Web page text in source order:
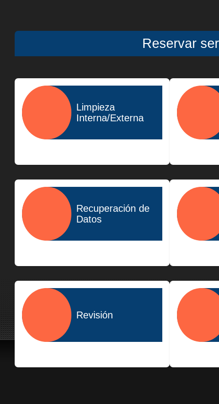
Reservar
Limpieza
Interna/Externa
Recuperación de
Datos
Revisión